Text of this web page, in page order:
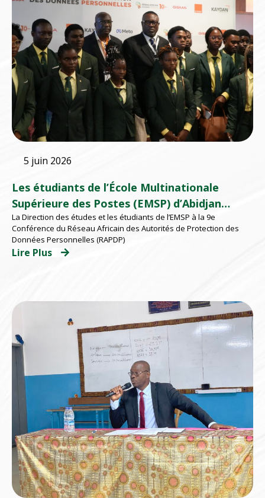
5 juin 2026
Les étudiants de l’École Multinationale
Supérieure des Postes (EMSP) d’Abidjan
participent à la 9e Conférence du au RAPDP
2026 organisé par l’ARTCI
La Direction des études et les étudiants de l’EMSP à la 9e
Conférence du Réseau Africain des Autorités de Protection des
Données Personnelles (RAPDP)
Lire Plus